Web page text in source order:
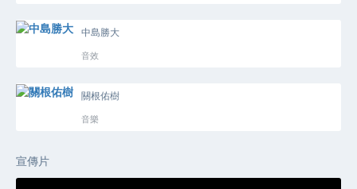
中島勝大
音效
關根佑樹
音樂
宣傳片